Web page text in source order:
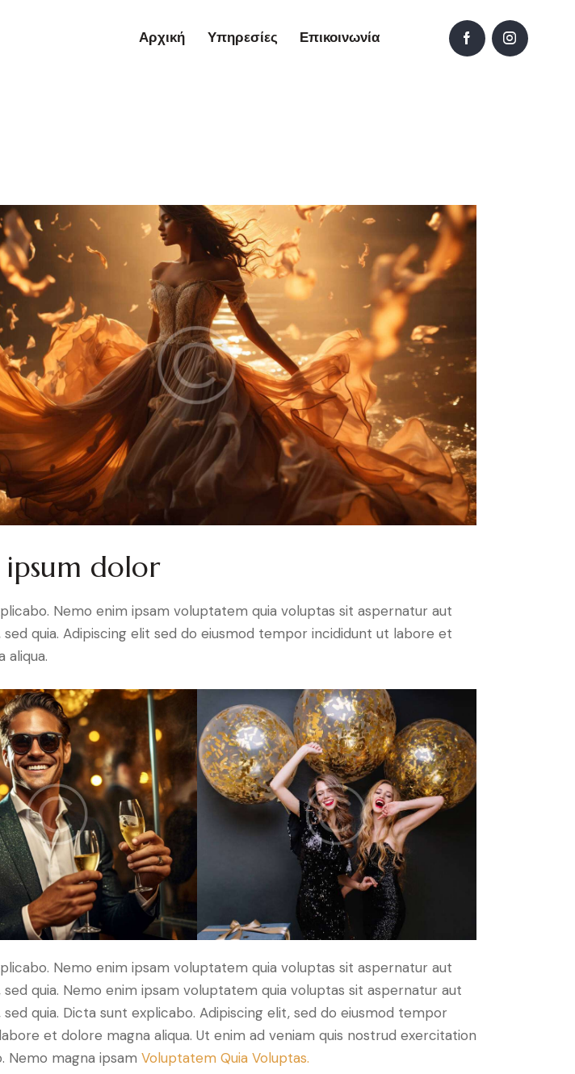
Αρχική Υπηρεσίες Επικοινωνία
ipsum dolor
Nemo enim ipsam voluptatem quia voluptas sit aspernatur aut
quia. Adipiscing elit sed do eiusmod tempor incididunt ut labore et
aliqua.
Nemo enim ipsam voluptatem quia voluptas sit aspernatur aut
quia. Nemo enim ipsam voluptatem quia voluptas sit aspernatur aut
quia. Dicta sunt explicabo. Adipiscing elit, sed do eiusmod tempor
et dolore magna aliqua. Ut enim ad veniam quis nostrud exercitation
Nemo magna ipsam Voluptatem Quia Voluptas.